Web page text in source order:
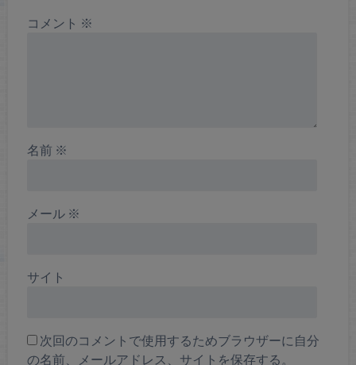
コメント ※
名前 ※
メール ※
サイト
次回のコメントで使用するためブラウザーに自分
の名前、メールアドレス、サイトを保存する。